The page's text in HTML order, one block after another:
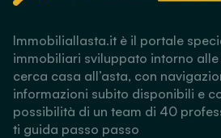
Immobiliallasta.it è il portale
immobiliari sviluppato intorno alle
cerca casa all’asta, con
informazioni subito disponibili e
possibilità di un team di 40
ti guida passo passo